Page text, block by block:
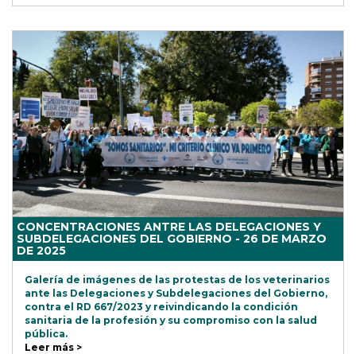
CONCENTRACIONES ANTRE LAS DELEGACIONES Y
SUBDELEGACIONES DEL GOBIERNO - 26 DE MARZO
DE 2025
Galería de imágenes de las protestas de los veterinarios
ante las Delegaciones y Subdelegaciones del Gobierno,
contra el RD 667/2023 y reivindicando la condición
sanitaria de la profesión y su compromiso con la salud
pública.
Leer más >